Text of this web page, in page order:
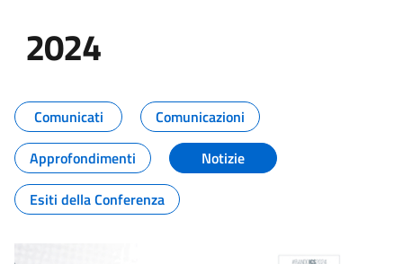
2024
Tutti i contenuti della pagina
Comunicati
Comunicazioni
Approfondimenti
Notizie
Esiti della Conferenza